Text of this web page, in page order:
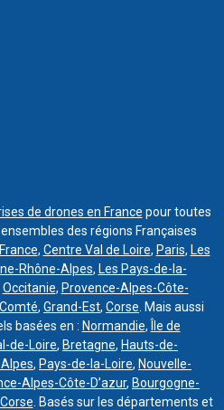
de drones en France pour toutes
des régions Françaises
, Centre Val de Loire, Paris, Les
Rhône-Alpes, Les Pays-de-la-
Occitanie, Provence-Alpes-Côte-
, Grand-Est, Corse . Mais aussi
basées en : Normandie,
Île de
de-Loire, Bretagne, Hauts-de-
, Pays-de-la-Loire, Nouvelle-
Alpes-Côte-D’azur, Bourgogne-
Corse . Basés sur les départements et